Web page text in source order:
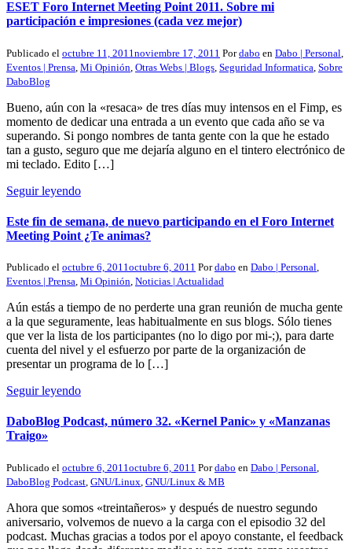
ESET Foro Internet Meeting Point 2011. Sobre mi
participación e impresiones (cada vez mejor)
Publicado el octubre 11, 2011 noviembre 17, 2011 Pordabo en Dabo | Personal
Eventos | Prensa Mi Opinión Otras Webs | Blogs Seguridad Informatica Sobre
DaboBlog
Bueno, aún con la «resaca» de tres días muy intensos en el Fimp, es
momento de dedicar una entrada a un evento que cada año se va
superando. Si pongo nombres de tanta gente con la que he estado
tan a gusto, seguro que me dejaría alguno en el tintero electrónico de
mi teclado. Edito […]
Seguir leyendo
Este fin de semana, de nuevo participando en el Foro Internet
Meeting Point ¿Te animas?
Publicado el octubre 6, 2011octubre 6, 2011 Pordabo en Dabo | Personal,
Eventos | Prensa, Mi Opinión, Noticias | Actualidad
Aún estás a tiempo de no perderte una gran reunión de mucha gente
a la que seguramente, leas habitualmente en sus blogs. Sólo tienes
que ver la lista de los participantes (no lo digo por mi-;), para darte
cuenta del nivel y el esfuerzo por parte de la organización de
presentar un programa de lo […]
Seguir leyendo
DaboBlog Podcast, número 32. «Kernel Panic» y «Manzanas
Traigo»
Publicado el octubre 6, 2011 octubre 6, 2011 Pordabo en Dabo | Personal
DaboBlog Podcast GNU/Linux GNU/Linux & MB
Ahora que somos «treintañeros» y después de nuestro segundo
aniversario, volvemos de nuevo a la carga con el episodio 32 del
podcast. Muchas gracias a todos por el apoyo constante, el feedback